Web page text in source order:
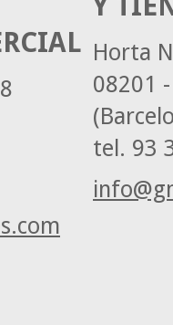
Horta
08201
tel. 93